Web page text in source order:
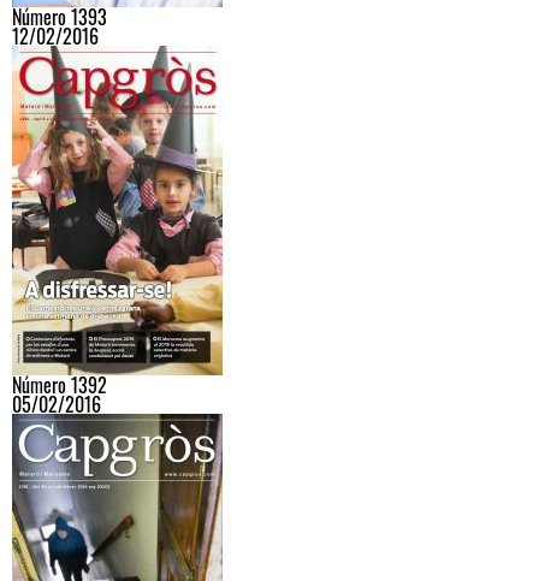
Número 1393
12/02/2016
Número 1392
05/02/2016